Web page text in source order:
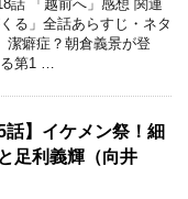
話 「越前へ」感想 関連
る」全話あらすじ・ネタ
癖症？朝倉義景が登
第1 …
話】イケメン祭！細
足利義輝（向井